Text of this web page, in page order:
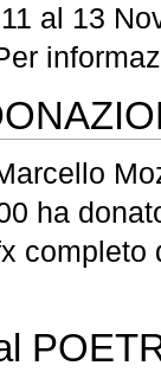
al 13
ha
completo